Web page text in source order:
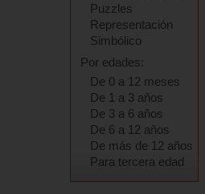
Puzzles
Representación
Simbólico
Por edades:
De 0 a 12 meses
De 1 a 3 años
De 3 a 6 años
De 6 a 12 años
De más de 12 años
Para tercera edad